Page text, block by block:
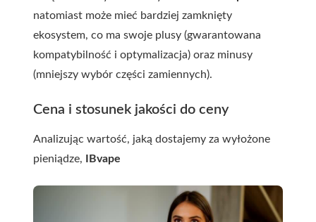
natomiast może mieć bardziej zamknięty
ekosystem, co ma swoje plusy (gwarantowana
kompatybilność i optymalizacja) oraz minusy
(mniejszy wybór części zamiennych).
Cena i stosunek jakości do ceny
Analizując wartość, jaką dostajemy za wyłożone
pieniądze,
IBvape